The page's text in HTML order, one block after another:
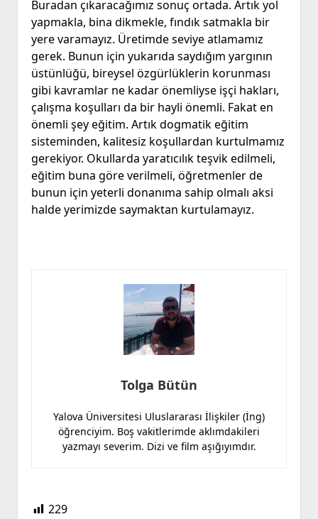
Buradan çıkaracağımız sonuç ortada. Artık yol
yapmakla, bina dikmekle, fındık satmakla bir
yere varamayız. Üretimde seviye atlamamız
gerek. Bunun için yukarıda saydığım yargının
üstünlüğü, bireysel özgürlüklerin korunması
gibi kavramlar ne kadar önemliyse işçi hakları,
çalışma koşulları da bir hayli önemli. Fakat en
önemli şey eğitim. Artık dogmatik eğitim
sisteminden, kalitesiz koşullardan kurtulmamız
gerekiyor. Okullarda yaratıcılık teşvik edilmeli,
eğitim buna göre verilmeli, öğretmenler de
bunun için yeterli donanıma sahip olmalı aksi
halde yerimizde saymaktan kurtulamayız.
Tolga Bütün
Yalova Üniversitesi Uluslararası İlişkiler (İng)
öğrenciyim. Boş vakitlerimde aklımdakileri
yazmayı severim. Dizi ve film aşığıyımdır.
229